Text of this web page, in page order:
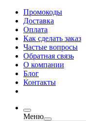
Промокоды
Доставка
Оплата
Как сделать заказ
Частые вопросы
Обратная связь
О компании
Блог
Контакты
Меню